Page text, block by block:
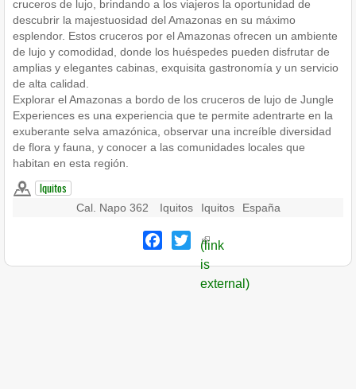
cruceros de lujo, brindando a los viajeros la oportunidad de
descubrir la majestuosidad del Amazonas en su máximo
esplendor. Estos cruceros por el Amazonas ofrecen un ambiente
de lujo y comodidad, donde los huéspedes pueden disfrutar de
amplias y elegantes cabinas, exquisita gastronomía y un servicio
de alta calidad.
Explorar el Amazonas a bordo de los cruceros de lujo de Jungle
Experiences es una experiencia que te permite adentrarte en la
exuberante selva amazónica, observar una increíble diversidad
de flora y fauna, y conocer a las comunidades locales que
habitan en esta región.
Iquitos
Cal. Napo 362 Iquitos Iquitos España
Facebook
Twitter
(link
is
external)